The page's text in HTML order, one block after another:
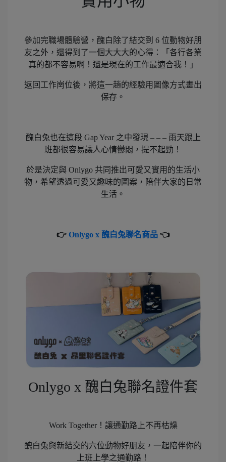
參加完職場體驗營，醜白除了結交到 6 位動物好朋
友之外，還得到了一個大大大的心得：「各行各業
真的都不容易啊！還是現在的工作最適合我！」
返回工作崗位後，將這一趟的經驗用圖像方式畫出
保存。
醜白兔也在這段 Gap Year 之中發現 – – – 雨天跟上
班都很容易讓人心情鬱悶，提不起勁！
於是決定與 Onlygo 共同推出可愛又實用的生活小
物，希望透過可愛又趣味的圖案，陪伴大家的日常
生活。
👉 Onlygo x 醜白兔聯名商品👈
Onlygo x 醜白兔聯名證件套
Work Together！讓通勤路上不再枯燥
醜白兔與新結交的六位動物好朋友，一起陪伴你的
上班上學之通勤路！